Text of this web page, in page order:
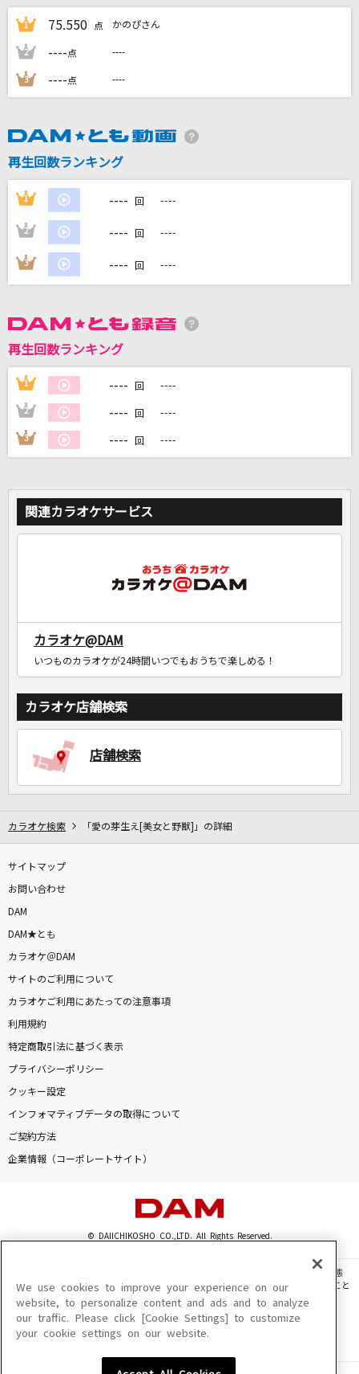
[生音]元気を出して
竹内まりや
[生音]ヒッチコック
ヨルシカ
Golden [ゴールデン]
DAMの新曲・ランキングなど
カラオケをもっと楽しもう！
自宅でカラオケ歌い放題！
家族や友達と一緒に！練習にも！
1 75.550 点 かのぴさん
2 ----点 ----
3 ----点 ----
再生回数ランキング
1 ---- 回 ----
2 ---- 回 ----
3 ---- 回 ----
再生回数ランキング
1 ---- 回 ----
2 ---- 回 ----
3 ---- 回 ----
関連カラオケサービス
カラオケ@DAM
いつものカラオケが24時間いつでもおうちで楽しめる！
カラオケ店舗検索
店舗検索
カラオケ検索 「愛の芽生え[美女と野獣]」の詳細
サイトマップ
お問い合わせ
DAM
DAM★とも
カラオケ＠DAM
サイトのご利用について
カラオケご利用にあたっての注意事項
利用規約
特定商取引法に基づく表示
プライバシーポリシー
クッキー設定
インフォマティブデータの取得について
ご契約方法
企業情報（コーポレートサイト）
© DAIICHIKOSHO CO.,LTD. All Rights Reserved.
このサイトに掲載されている一切の文章・画像・写真・動画・音声等を、手段や形態
を問わず、著作権法の定める範囲を超えて無断で複製、転載、ファイル化などすること
を禁じます。
楽曲及びコンテンツは、機種によりご利用いただけない場合があります。
楽曲及びコンテンツの配信日、配信内容が変更になる場合があります。
We use cookies to improve your experience on our
website, to personalize content and ads and to analyze
our traffic. Please click [Cookie Settings] to customize
your cookie settings on our website.